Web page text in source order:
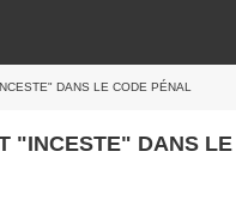
DANS LE CODE PÉNAL
"INCESTE" DANS